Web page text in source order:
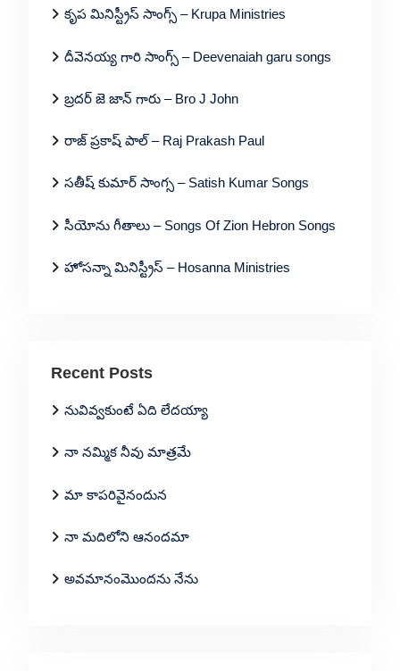
కృప మినిస్ట్రీస్ సాంగ్స్ – Krupa Ministries
దీవెనయ్య గారి సాంగ్స్ – Deevenaiah garu songs
బ్రదర్ జె జాన్ గారు – Bro J John
రాజ్ ప్రకాష్ పాల్ – Raj Prakash Paul
సతీష్ కుమార్ సాంగ్స – Satish Kumar Songs
సీయోను గీతాలు – Songs Of Zion Hebron Songs
హోసన్నా మినిస్ట్రీస్ – Hosanna Ministries
Recent Posts
నువివ్వకుంటే ఏది లేదయ్యా
నా నమ్మిక నీవు మాత్రమే
మా కాపరివైనందున
నా మదిలోని ఆనందమా
అవమానంమొందను నేను